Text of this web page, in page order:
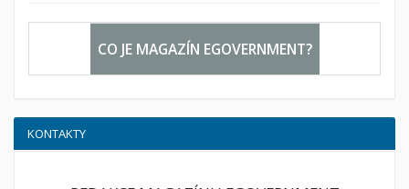
CO JE MAGAZÍN EGOVERNMENT?
KONTAKTY